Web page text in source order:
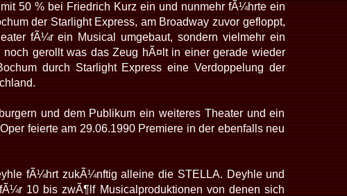
50 % bei Friedrich Kurz ein und nunmehr fÃ¼hrte ein
der Starlight Express, am Broadway zuvor gefloppt,
fÃ¼r ein Musical umgebaut, sondern vielmehr ein
gerollt was das Zeug hÃ¤lt in einer gerade wieder
durch Starlight Express eine Verdoppelung der
und dem Publikum ein weiteres Theater und ein
feierte am 29.06.1990 Premiere in der ebenfalls neu
fÃ¼hrt zukÃ¼nftig alleine die STELLA. Deyhle und
10 bis zwÃ¶lf Musicalproduktionen von denen sich